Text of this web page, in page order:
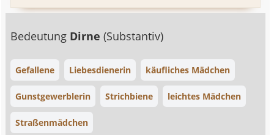
Bedeutung Dirne(Substantiv)
Gefallene Liebesdienerin käufliches Mädchen
Gunstgewerblerin Strichbiene leichtes Mädchen
Straßenmädchen